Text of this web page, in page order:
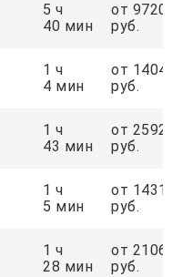
5 ч
40 мин
от 9720
руб.
1 ч
4 мин
от 1404
руб.
1 ч
43 мин
от 2592
руб.
1 ч
5 мин
от 1431
руб.
1 ч
28 мин
от 2106
руб.